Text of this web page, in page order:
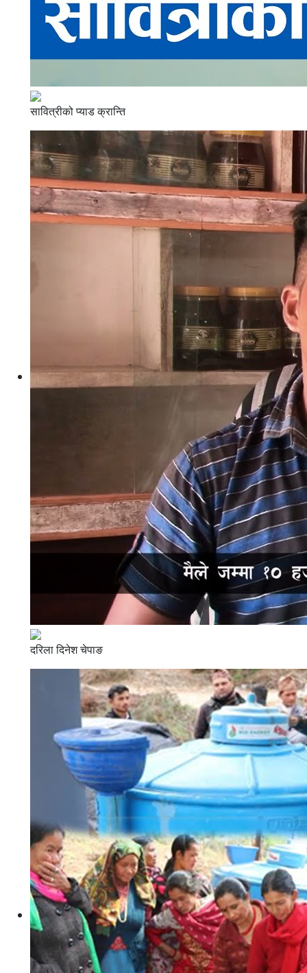
सावित्रीको प्याड क्रान्ति
दरिला दिनेश चेपाङ